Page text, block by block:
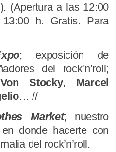
(Apertura a las 12:00
h. Gratis. Para
; exposición de
del rock’n’roll;
Stocky, Marcel
… //
Market; nuestro
donde hacerte con
del rock’n’roll.